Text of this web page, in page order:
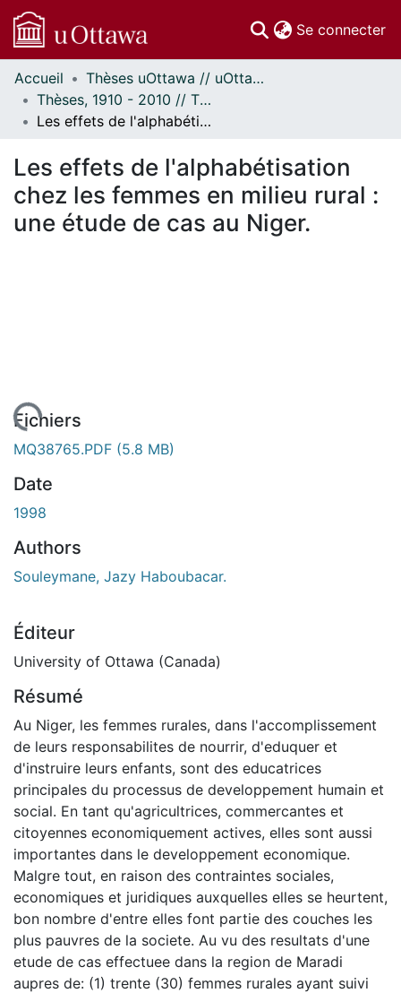
Se connecter
Communautés
et collections
Parcourir
À propos
Accueil
Thèses uOttawa // uOttawa Theses
Thèses, 1910 - 2010 // Theses, 1910 - 2010
Les effets de l'alphabétisation chez les femmes en milieu rural : une étude de cas au Niger.
Les effets de l'alphabétisation
chez les femmes en milieu rural :
une étude de cas au Niger.
Fichiers
MQ38765.PDF (5.8 MB)
Date
1998
Authors
Souleymane, Jazy Haboubacar.
Éditeur
University of Ottawa (Canada)
Résumé
Au Niger, les femmes rurales, dans l'accomplissement
de leurs responsabilites de nourrir, d'eduquer et
d'instruire leurs enfants, sont des educatrices
principales du processus de developpement humain et
social. En tant qu'agricultrices, commercantes et
citoyennes economiquement actives, elles sont aussi
importantes dans le developpement economique.
Malgre tout, en raison des contraintes sociales,
economiques et juridiques auxquelles elles se heurtent,
bon nombre d'entre elles font partie des couches les
plus pauvres de la societe. Au vu des resultats d'une
etude de cas effectuee dans la region de Maradi
aupres de: (1) trente (30) femmes rurales ayant suivi